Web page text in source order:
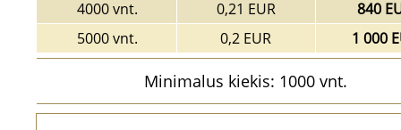
4000 vnt.
0,21 EUR
840
5000 vnt.
0,2 EUR 1 000
Minimalus kiekis: 1000 vnt.